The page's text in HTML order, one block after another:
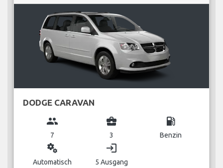
DODGE CARAVAN
group
7
business_center
3
local_gas_station
Benzin
miscellaneous_services
Automatisch
login
5 Ausgang